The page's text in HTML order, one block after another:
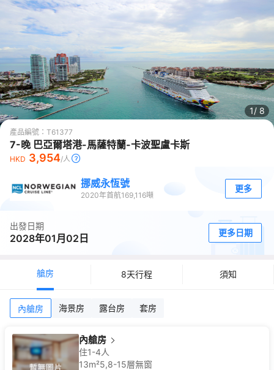
1/ 8
產品編號： T61377
7-晚 巴亞爾塔港-馬薩特蘭-卡波聖盧卡斯
HKD 3,954/人
挪威永恆號
2020年首航169,116噸
更多
出發日期
2028年01月02日 更多日期
艙房 8天行程 須知
內艙房 海景房 露台房 套房
內艙房
住1-4人
13m²5,8-15層無窗